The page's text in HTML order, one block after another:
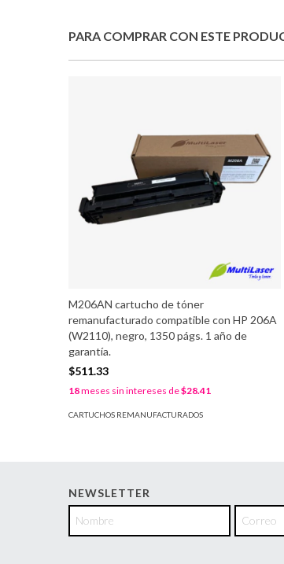
PARA COMPRAR CON ESTE
M206AN cartucho de tóner
remanufacturado compatible con HP 206A
(W2110), negro, 1350 págs. 1 año de
garantía.
$511.33
18meses sin intereses de$28.41
CARTUCHOS REMANUFACTURADOS
NEWSLETTER